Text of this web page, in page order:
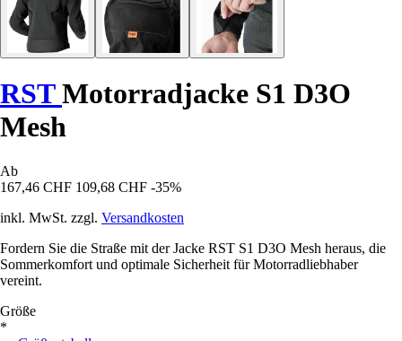
RSTMotorradjacke S1 D3O
Mesh
Ab
167,46 CHF 109,68 CHF -35%
inkl. MwSt. zzgl. Versandkosten
Fordern Sie die Straße mit der Jacke RST S1 D3O Mesh heraus, die
Sommerkomfort und optimale Sicherheit für Motorradliebhaber
vereint.
Größe
*